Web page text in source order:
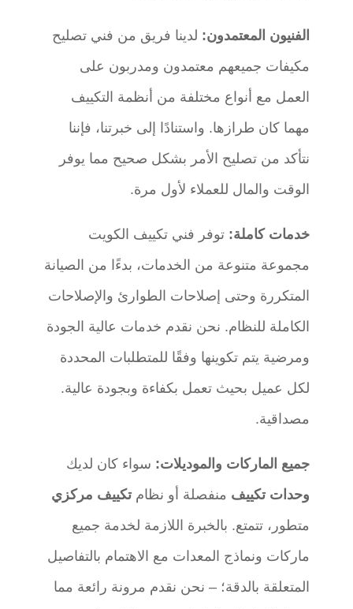
الفنيون المعتمدون: لدينا فريق من فني تصليح
مكيفات جميعهم معتمدون ومدربون على
العمل مع أنواع مختلفة من أنظمة التكييف
مهما كان طرازها. واستنادًا إلى خبرتنا، فإننا
نتأكد من تصليح الأمر بشكل صحيح مما يوفر
الوقت والمال للعملاء لأول مرة.
خدمات كاملة: توفر فني تكييف الكويت
مجموعة متنوعة من الخدمات، بدءًا من الصيانة
المتكررة وحتى إصلاحات الطوارئ والإصلاحات
الكاملة للنظام. نحن نقدم خدمات عالية الجودة
ومرضية يتم تكوينها وفقًا للمتطلبات المحددة
لكل عميل بحيث تعمل بكفاءة وبجودة عالية.
مصداقية.
جميع الماركات والموديلات: سواء كان لديك
وحدات تكييف منفصلة أو نظام تكييف مركزي
متطور، تتمتع. بالخبرة اللازمة لخدمة جميع
ماركات ونماذج المعدات مع الاهتمام بالتفاصيل
المتعلقة بالدقة؛ – نحن نقدم مرونة رائعة مما